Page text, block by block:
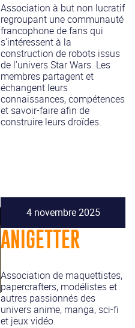
Association à but non lucratif
regroupant une communauté
francophone de fans qui
s’intéressent à la
construction de robots issus
de l’univers Star Wars. Les
membres partagent et
échangent leurs
connaissances, compétences
et savoir-faire afin de
construire leurs droïdes.
4 novembre 2025
ANIGETTER
Association de maquettistes,
papercrafters, modélistes et
autres passionnés des
univers anime, manga, sci-fi
et jeux vidéo.